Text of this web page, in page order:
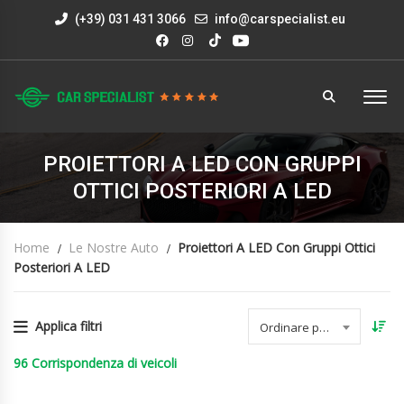
(+39) 031 431 3066 info@carspecialist.eu
PROIETTORI A LED CON GRUPPI
OTTICI POSTERIORI A LED
Home Le Nostre Auto
Proiettori A LED Con Gruppi Ottici
Posteriori A LED
Applica filtri Ordinare per data
96 Corrispondenza di veicoli